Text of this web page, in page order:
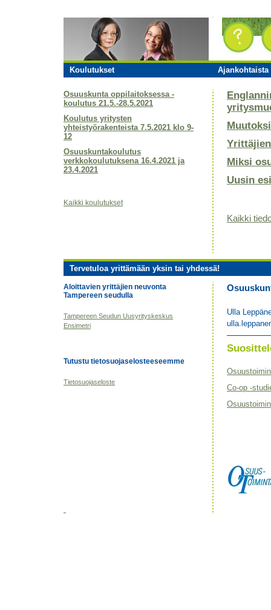
Koulutukset Ajankohtaista
Osuuskunta oppilaitoksessa -
koulutus 21.5.-28.5.2021
Koulutus yritysten
yhteistyörakenteista 7.5.2021 klo 9-
12
Osuuskuntakoulutus
verkkokoulutuksena 16.4.2021 ja
23.4.2021
Kaikki koulutukset
Miksi
Uusin
Kaikki
Tervetuloa yrittämään yksin tai yhdessä!
Aloittavien yrittäjien neuvonta
Tampereen seudulla
Tampereen Seudun Uusyrityskeskus
Ensimetri
Tutustu tietosuojaselosteeseemme
Tietosuojaseloste
Ulla
Co-op -